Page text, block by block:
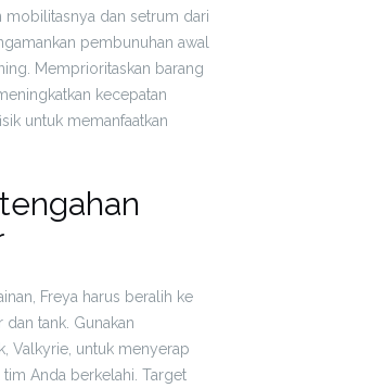
mobilitasnya dan setrum dari
pembunuhan awal
Memprioritaskan barang
kecepatan
untuk memanfaatkan
Freya harus beralih ke
tank. Gunakan
Valkyrie, untuk menyerap
Anda berkelahi. Target